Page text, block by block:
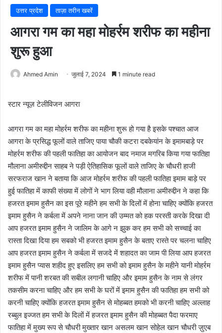
उत्तर प्रदेश ताज़ा तरीन खबरें
आगरा गम का महा मोहर्रम शरीफ का महीना
शुरू हुआ
Ahmed Amin जुलाई 7, 2024 1 minute read
स्टार न्यूज़ टेलीविजन आगरा
आगरा गम का महा मोहर्रम शरीफ का महीना शुरू हो गया है इसके पश्चात आज
आगरा के प्रसिद्ध फूलों वाले ताजिए पाया चौकी कटरा दबकेयांन के इमामबाड़े पर
मोहर्रम शरीफ की पहली फातिहा का आयोजन बाद नमाज मगरिब किया गया फातिहा
मौलाना अमीरुद्दीन साहब ने पड़ी ऐतिहासिक फूलों वाले ताजिए के चौधरी हाजी
सरफराज खान ने बताया कि आज मोहर्रम शरीफ की पहली फातिहा इमाम बाड़े पर
हुई फातिहा में काफी संख्या में लोगों ने भाग लिया वही मौलाना अमीरुद्दीन ने कहा कि
हजरत इमाम हुसैन का इस पूरे महीने हम सभी के दिलों में होना चाहिए क्योंकि हजरत
इमाम हुसैन ने कर्बला में अपने नाना जान की उम्मत को हक परस्ती करके दिखा दी
आप हजरत इमाम हुसैन ने जालिम के आगे न झुक कर हम सभी को सच्चाई का
रास्ता दिखा दिया हम सबको भी हजरत इमाम हुसैन के बताए रास्ते पर चलना चाहिए
आप हजरत इमाम हुसैन ने कर्बला में सजदे में शहादत का जाम पी लिया आप हजरत
इमाम हुसैन प्यास शहीद हुए इसलिए हम सभी को इमाम हुसैन के महीने यानी मोहर्रम
शरीफ में पानी शरबत की सबील लगानी चाहिए और इमाम हुसैन के नाम से लंगर
तकसीम करना चाहिए और हम सभी के घरों में इमाम हुसैन की फातिहा हम सभी को
करनी चाहिए क्योंकि हजरत इमाम हुसैन से मोहब्बत हमको भी करनी चाहिए अल्लाह
रब्बुल इज्जत हम सभी के दिलों में हजरत इमाम हुसैन की मोहब्बत पैदा फरमाए
फातिहा में मुख्य रूप से चौधरी मुख्तार खान असलम खान सोहेल खान चौधरी ज़ुएब